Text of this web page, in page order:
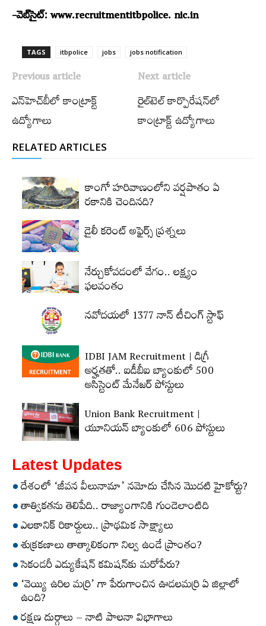
-వెబ్‌సైట్‌: www.recruitmentitbpolice. nic.in
TAGS itbpolice jobs jobs notification
Previous article
ఎన్‌హెచ్‌బీలో కాంట్రాక్ట్
ఉద్యోగాలు
Next article
రైల్‌టెల్‌ కార్పొరేషన్‌లో
కాంట్రాక్ట్ ఉద్యోగాలు
RELATED ARTICLES
కాంగో హరివాణంలోని వర్షపాతం ఏ
రకానికి చెందినది?
డైలీ కరెంట్‌ అఫైర్స్‌ ప్రశ్నలు
నేర్చుకోవడంలో వేగం.. లక్ష్యం
ఫలవంతం
నవోదయలో 1377 నాన్‌ టీచింగ్‌ స్టాఫ్‌
IDBI JAM Recruitment | డిగ్రీ
అర్హ‌త‌తో.. ఐడీబీఐ బ్యాంకులో 500
అసిస్టెంట్‌ మేనేజర్‌ పోస్టులు
Union Bank Recruitment |
యూనియన్ బ్యాంకులో 606 పోస్టులు
Latest Updates
దేశంలో ‘జీవన వీలునామా’ నమోదు చేసిన మొదటి హైకోర్టు?
తాత్వికతను తెలిపేది.. రాజ్యాంగానికి గుండెలాంటిది
ఎలకానిక్‌ రికార్డులు.. ప్రాథమిక సాక్ష్యాలు
శుక్రకణాలు తాత్కాలికంగా నిల్వ ఉండే ప్రాంతం?
సెకండరీ ఎడ్యుకేషన్‌ కమిషన్‌కు మరోపేరు?
‘వెయ్యి ఉరిల మర్రి’ గా పేరుగాంచిన ఊడలమర్రి ఏ జిల్లాలో
ఉంది?
రక్షణ దుర్గాలు – నాటి పాలనా విభాగాలు